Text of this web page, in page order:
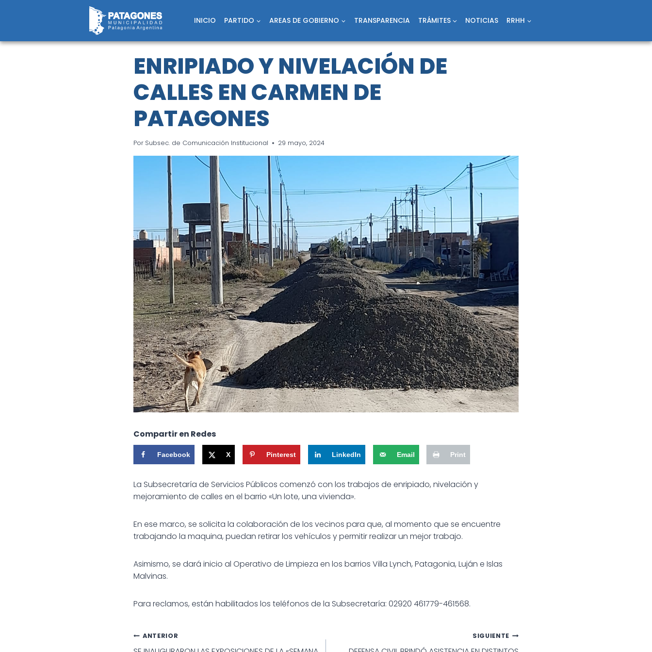
INICIO PARTIDO AREAS DE GOBIERNO TRANSPARENCIA TRÁMITES NOTICIAS RRHH
ENRIPIADO Y NIVELACIÓN DE
CALLES EN CARMEN DE
PATAGONES
Por Subsec. de Comunicación Institucional 29 mayo, 2024
Compartir en Redes
Facebook X Pinterest LinkedIn Email Print
La Subsecretaría de Servicios Públicos comenzó con los trabajos de enripiado, nivelación y
mejoramiento de calles en el barrio «Un lote, una vivienda».
En ese marco, se solicita la colaboración de los vecinos para que, al momento que se encuentre
trabajando la maquina, puedan retirar los vehículos y permitir realizar un mejor trabajo.
Asimismo, se dará inicio al Operativo de Limpieza en los barrios Villa Lynch, Patagonia, Luján e Islas
Malvinas.
Para reclamos, están habilitados los teléfonos de la Subsecretaría: 02920 461779-461568.
Navegación
ANTERIOR SIGUIENTE